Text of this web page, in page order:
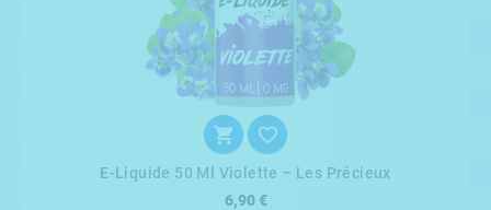
 
E-Liquide 50 Ml Violette – Les Précieux
6,90 €